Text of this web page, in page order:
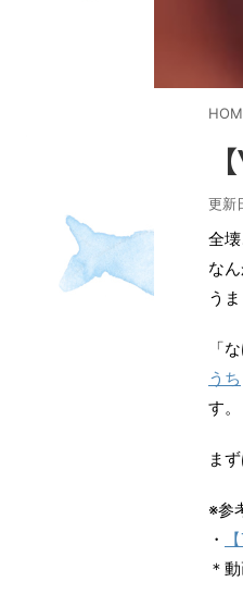
更新
全壊
な
う
「
うち
す。
ま
※参
・
＊